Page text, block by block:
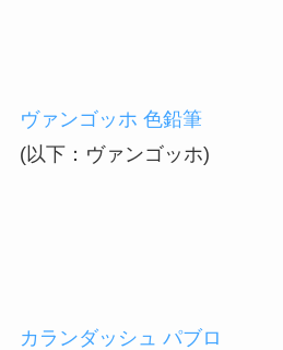
ヴァンゴッホ 色鉛筆
(以下：ヴァンゴッホ)
カランダッシュ パブロ